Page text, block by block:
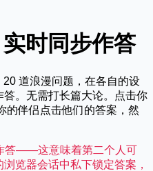
时同步作答
道浪漫问题，在各自的设
。无需打长篇大论。点击你
的伴侣点击他们的答案，然
答——这意味着第二个人可
览器会话中私下锁定答案，